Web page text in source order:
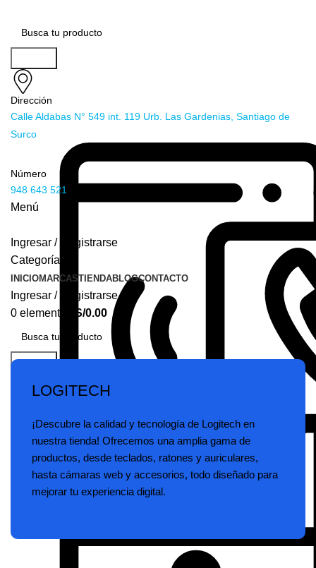
Dirección
Calle Aldabas N° 549 int. 119 Urb. Las Gardenias, Santiago de
Surco
Número
948 643 521
Menú
Ingresar / Registrarse
Categorías
INICIOMARCASTIENDABLOGCONTACTO
Ingresar / Registrarse
0 elementos S/0.00
Buscar
LOGITECH
¡Descubre la calidad y tecnología de Logitech en
nuestra tienda! Ofrecemos una amplia gama de
productos, desde teclados, ratones y auriculares,
hasta cámaras web y accesorios, todo diseñado para
mejorar tu experiencia digital.